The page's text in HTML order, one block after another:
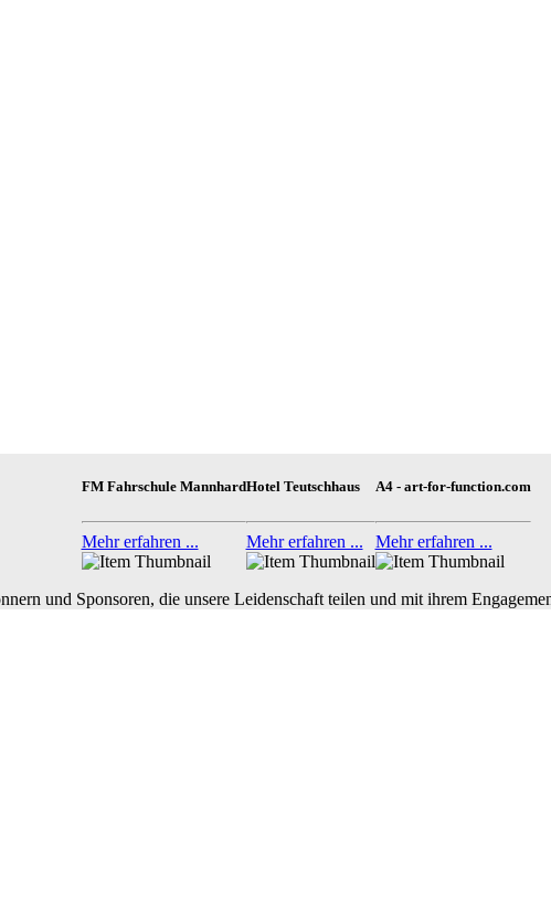
FM Fahrschule Mannhard
Mehr erfahren ...
Hotel Teutschhaus
Mehr erfahren ...
A4 - art-for-function.com
Mehr erfahren ...
und Sponsoren, die unsere Leidenschaft teilen und mit ihrem